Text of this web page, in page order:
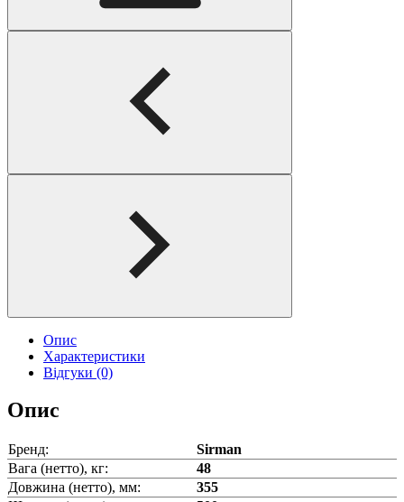
Опис
Характеристики
Відгуки (0)
Опис
Бренд:
Sirman
Вага (нетто), кг:
48
Довжина (нетто), мм:
355